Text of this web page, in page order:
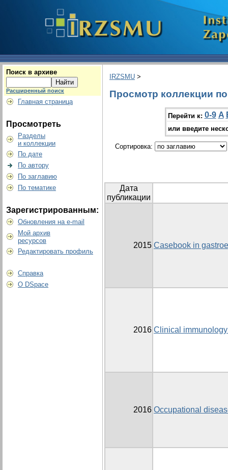
Поиск в архиве
Расширенный поиск
Главная страница
Просмотреть
Разделы
и коллекции
По дате
По автору
По заглавию
По тематике
Зарегистрированным:
Обновления на e-mail
Мой архив
ресурсов
Редактировать профиль
Справка
О DSpace
IRZSMU >
Просмотр коллекции по
Перейти к: 0-9 A
или введите
Сортировка:
Дата
публикации
2015 Casebook in
2016 Clinical
2016 Occupational